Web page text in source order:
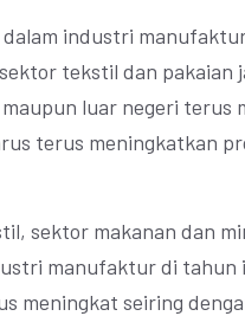
industri
tekstil dan
luar negeri terus
terus meningkatkan
sektor makanan dan
manufaktur di tahun
meningkat seiring